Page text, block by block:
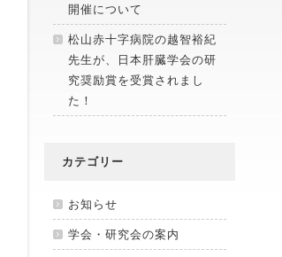
開催について
松山赤十字病院の越智裕紀
先生が、日本肝臓学会の研
究奨励賞を受賞されまし
た！
カテゴリー
お知らせ
学会・研究会の案内